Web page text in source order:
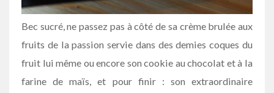
Bec sucré, ne passez pas à côté de sa crème brulée aux
fruits de la passion servie dans des demies coques du
fruit lui même ou encore son cookie au chocolat et à la
farine de maïs, et pour finir : son extraordinaire